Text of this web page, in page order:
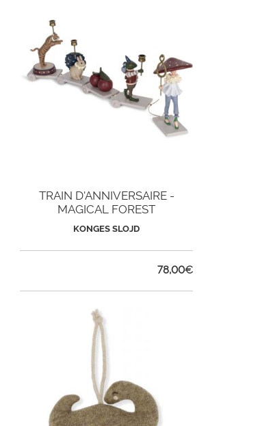
TRAIN D'ANNIVERSAIRE -
MAGICAL FOREST
KONGES SLOJD
78,00€